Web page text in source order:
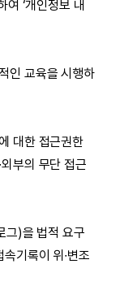
여 ‘개인정보 내
인 교육을 시행하
대한 접근권한
부의 무단 접근
그)을 법적 요구
기록이 위∙변조